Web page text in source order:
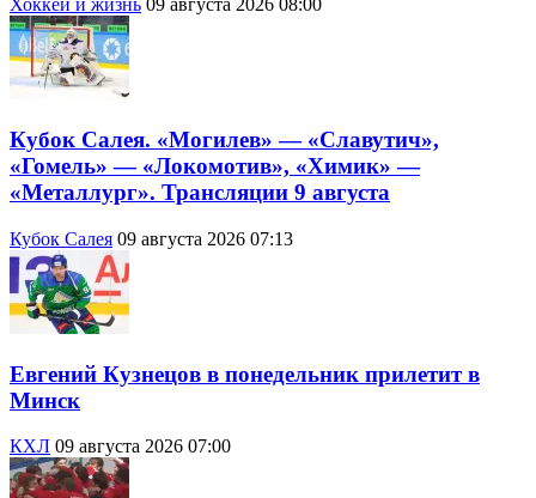
Хоккей и жизнь 09 августа 2026 08:00
Кубок Салея. «Могилев» — «Славутич»,
«Гомель» — «Локомотив», «Химик» —
«Металлург». Трансляции 9 августа
Кубок Салея 09 августа 2026 07:13
Евгений Кузнецов в понедельник прилетит в
Минск
КХЛ 09 августа 2026 07:00